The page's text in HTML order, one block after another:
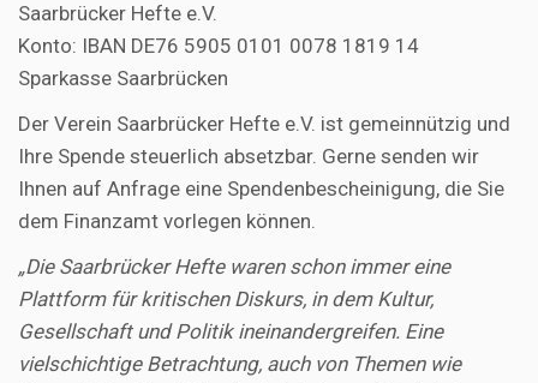
Saarbrücker Hefte e.V.
Konto: IBAN DE76 5905 0101 0078 1819 14
Sparkasse Saarbrücken
Der Verein Saarbrücker Hefte e.V. ist gemeinnützig und
Ihre Spende steuerlich absetzbar. Gerne senden wir
Ihnen auf Anfrage eine Spendenbescheinigung, die Sie
dem Finanzamt vorlegen können.
„Die Saarbrücker Hefte waren schon immer eine
Plattform für kritischen Diskurs, in dem Kultur,
Gesellschaft und Politik ineinandergreifen. Eine
vielschichtige Betrachtung, auch von Themen wie